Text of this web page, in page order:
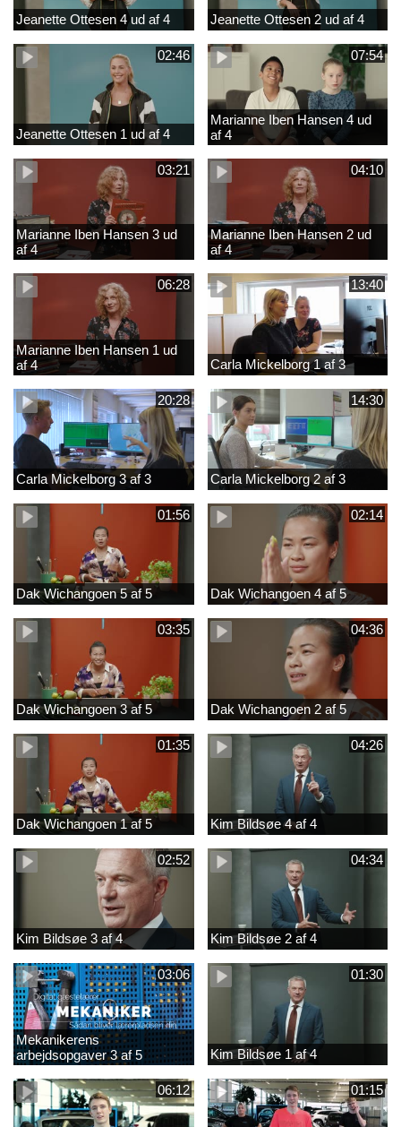
Jeanette Ottesen 4 ud af 4 Jeanette Ottesen 2 ud af 4
02:46
Jeanette Ottesen 1 ud af 4
07:54
Marianne Iben Hansen 4 ud
af 4
03:21
Marianne Iben Hansen 3 ud
af 4
04:10
Marianne Iben Hansen 2 ud
af 4
06:28
Marianne Iben Hansen 1 ud
af 4
13:40
Carla Mickelborg 1 af 3
20:28
Carla Mickelborg 3 af 3
14:30
Carla Mickelborg 2 af 3
01:56
Dak Wichangoen 5 af 5
02:14
Dak Wichangoen 4 af 5
03:35
Dak Wichangoen 3 af 5
04:36
Dak Wichangoen 2 af 5
01:35
Dak Wichangoen 1 af 5
04:26
Kim Bildsøe 4 af 4
02:52
Kim Bildsøe 3 af 4
04:34
Kim Bildsøe 2 af 4
03:06
Mekanikerens
arbejdsopgaver 3 af 5
(lærepladssøgning)
01:30
Kim Bildsøe 1 af 4
06:12 01:15